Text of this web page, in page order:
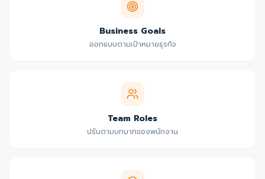
Business Goals
ออกแบบตามเป้าหมายธุรกิจ
Team Roles
ปรับตามบทบาทของพนักงาน